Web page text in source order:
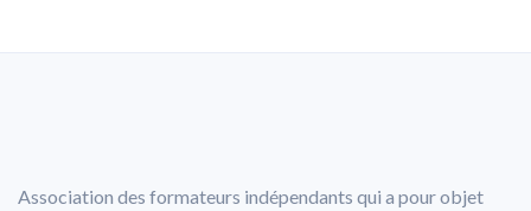
Association des formateurs indépendants qui a pour objet